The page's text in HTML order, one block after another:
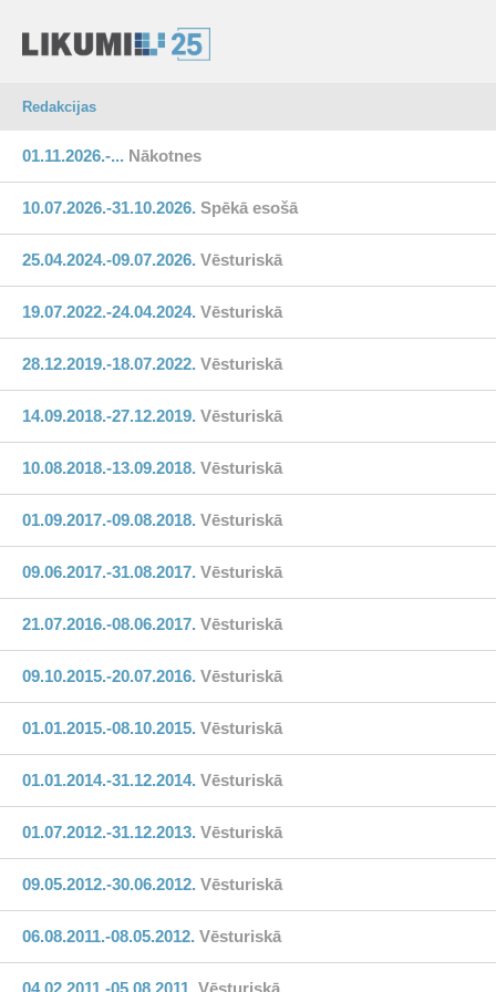
Redakcijas
01.11.2026.-... Nākotnes
10.07.2026.-31.10.2026. Spēkā esošā
25.04.2024.-09.07.2026. Vēsturiskā
19.07.2022.-24.04.2024. Vēsturiskā
28.12.2019.-18.07.2022. Vēsturiskā
14.09.2018.-27.12.2019. Vēsturiskā
10.08.2018.-13.09.2018. Vēsturiskā
01.09.2017.-09.08.2018. Vēsturiskā
09.06.2017.-31.08.2017. Vēsturiskā
21.07.2016.-08.06.2017. Vēsturiskā
09.10.2015.-20.07.2016. Vēsturiskā
01.01.2015.-08.10.2015. Vēsturiskā
01.01.2014.-31.12.2014. Vēsturiskā
01.07.2012.-31.12.2013. Vēsturiskā
09.05.2012.-30.06.2012. Vēsturiskā
06.08.2011.-08.05.2012. Vēsturiskā
04.02.2011.-05.08.2011. Vēsturiskā